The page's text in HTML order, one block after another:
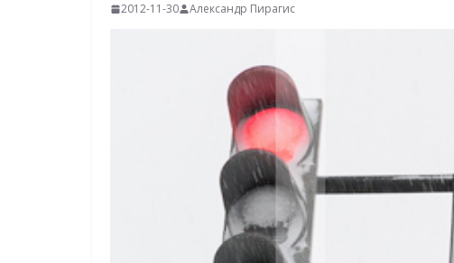
2012-11-30 Александр Пирагис